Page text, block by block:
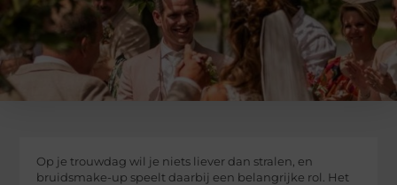
Op je trouwdag wil je niets liever dan stralen, en
bruidsmake-up speelt daarbij een belangrijke rol. Het